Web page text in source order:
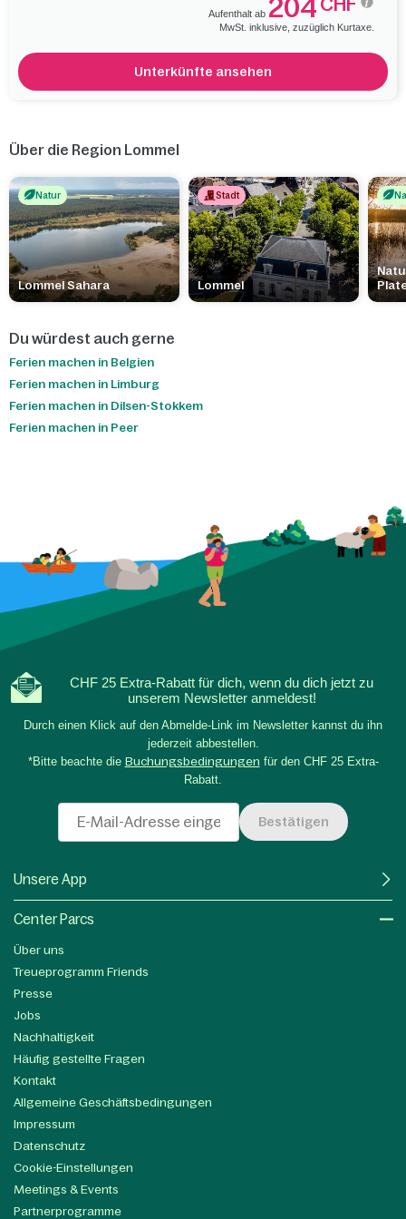
Aufenthalt ab 204
MwSt. inklusive, zuzüglich Kurtaxe.
Unterkünfte ansehen
Über die Region Lommel
Natur
Lommel Sahara
Stadt
Lommel
Du würdest auch gerne
Ferien machen in Belgien
Ferien machen in Limburg
Ferien machen in Dilsen-Stokkem
Ferien machen in Peer
CHF 25 Extra-Rabatt für dich, wenn du dich jetzt zu
unserem Newsletter anmeldest!
Durch einen Klick auf den Abmelde-Link im Newsletter kannst du ihn
jederzeit abbestellen.
*Bitte beachte die Buchungsbedingungen für den CHF 25 Extra-
Rabatt.
Bestätigen
Unsere App
Center Parcs
Über uns
Treueprogramm Friends
Presse
Jobs
Nachhaltigkeit
Häufig gestellte Fragen
Kontakt
Allgemeine Geschäftsbedingungen
Impressum
Datenschutz
Cookie-Einstellungen
Meetings & Events
Partnerprogramme